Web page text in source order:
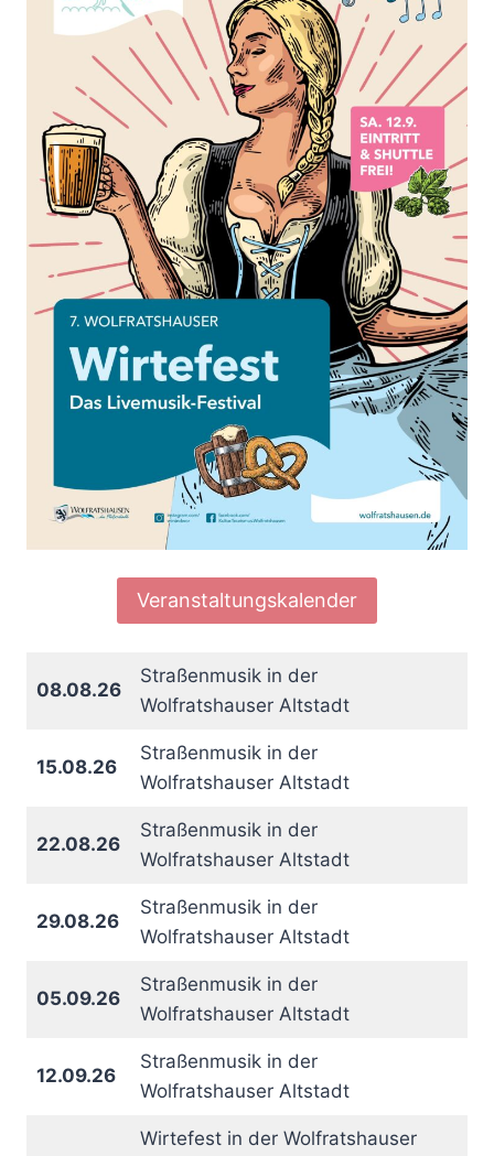
Veranstaltungskalender
08.08.26
Straßenmusik in der
Wolfratshauser Altstadt
15.08.26
Straßenmusik in der
Wolfratshauser Altstadt
22.08.26
Straßenmusik in der
Wolfratshauser Altstadt
29.08.26
Straßenmusik in der
Wolfratshauser Altstadt
05.09.26
Straßenmusik in der
Wolfratshauser Altstadt
12.09.26
Straßenmusik in der
Wolfratshauser Altstadt
Wirtefest in der Wolfratshauser